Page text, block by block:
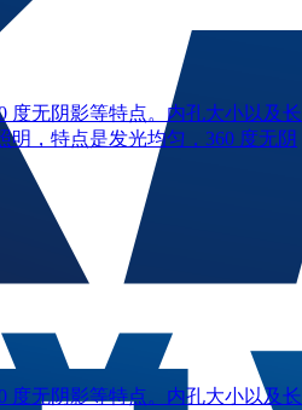
无阴影等特点。内孔大小以及长
，特点是发光均匀，360 度无阴
无阴影等特点。内孔大小以及长